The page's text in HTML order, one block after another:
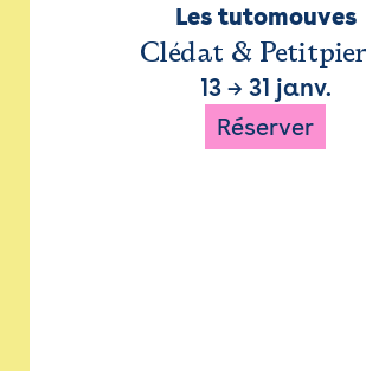
Les tutomouves
Clédat &
13→ 31 janv.
Réserver